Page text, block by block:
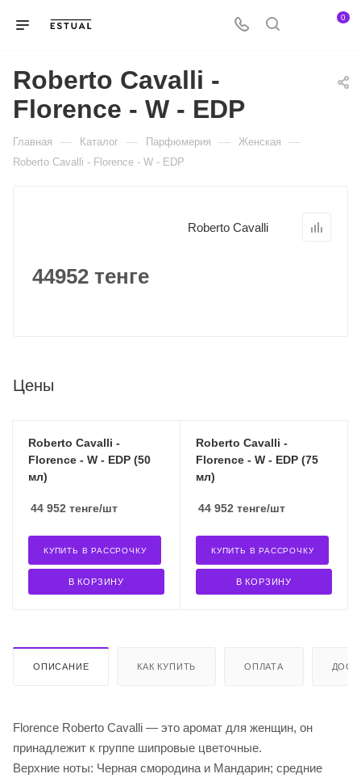
0
Roberto Cavalli -
Florence - W - EDP
Главная — Каталог — Парфюмерия — Женская —
Roberto Cavalli - Florence - W - EDP
Roberto Cavalli
44952 тенге
Цены
Roberto Cavalli -
Florence - W - EDP (50
мл)
44 952 тенге/шт
В КОРЗИНУ
КУПИТЬ В РАССРОЧКУ
Roberto Cavalli -
Florence - W - EDP (75
мл)
44 952 тенге/шт
В КОРЗИНУ
КУПИТЬ В РАССРОЧКУ
ОПИСАНИЕ КАК КУПИТЬ ОПЛАТА
Florence Roberto Cavalli — это аромат для женщин, он
принадлежит к группе шипровые цветочные.
Верхние ноты: Черная смородина и Мандарин; средние